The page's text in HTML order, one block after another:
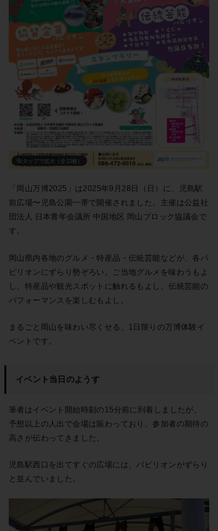
タップで拡大（全22枚）
「岡山万博2025」は2025年9月28日（日）に、児島駅
前広場〜児島公園一帯で開催されました。主催は公益社
団法人 日本青年会議所 中国地区 岡山ブロック協議会で
す。
岡山県内各地のグルメ・特産品・伝統芸能などが、各パ
ビリオンにずらり勢ぞろい。ご当地グルメを味わうもよ
し、特産品や観光スポットに触れるもよし、伝統芸能の
パフォーマンスを楽しむもよし。
まるごと岡山を味わい尽くせる、1日限りの万博体験イ
ベントです。
イベント当日のようす
筆者はイベント開始時刻の15分前に到着しましたが、
予想以上の人出で会場は賑わっており、参加者の期待の
高さが伝わってきました。
児島駅西口を出てすぐの広場には、パビリオンがずらり
と並んでいました。